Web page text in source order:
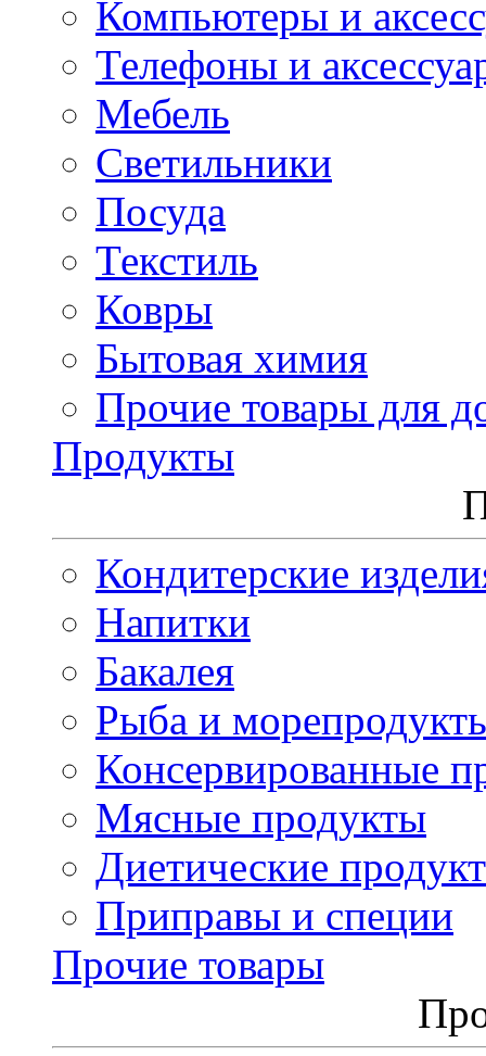
Компьютеры и
Телефоны и
Мебель
Светильники
Посуда
Текстиль
Ковры
Бытовая химия
Прочие товары для
Продукты
Кондитерские
Напитки
Бакалея
Рыба и
Консервированные
Мясные продукты
Диетические
Приправы и специи
Прочие товары